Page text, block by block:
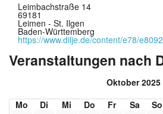
Partner
Akteure
Leimbachstraße 14
69181
Leimen - St. Ilgen
Baden-Württemberg
https://www.dilje.de/content/e78/
Veranstaltungen nach
Oktober 2025
Mo
Di Mi Do Fr Sa
So